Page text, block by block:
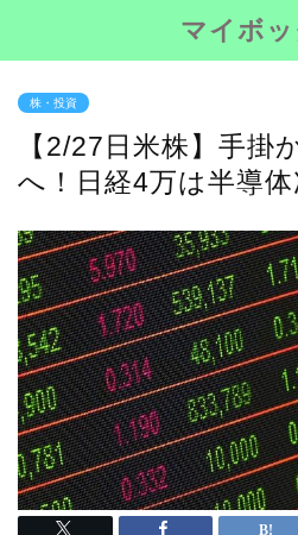
マイボ
株・投資
【2/27日米株】手掛
へ！日経4万は半導